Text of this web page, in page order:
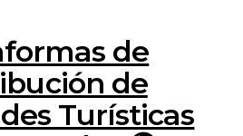
de
de
Turísticas